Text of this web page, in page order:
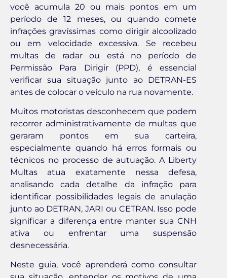
você acumula 20 ou mais pontos em um
período de 12 meses, ou quando comete
infrações gravíssimas como dirigir alcoolizado
ou em velocidade excessiva. Se recebeu
multas de radar ou está no período de
Permissão Para Dirigir (PPD), é essencial
verificar sua situação junto ao DETRAN-ES
antes de colocar o veículo na rua novamente.
Muitos motoristas desconhecem que podem
recorrer administrativamente de multas que
geraram pontos em sua carteira,
especialmente quando há erros formais ou
técnicos no processo de autuação. A Liberty
Multas atua exatamente nessa defesa,
analisando cada detalhe da infração para
identificar possibilidades legais de anulação
junto ao DETRAN, JARI ou CETRAN. Isso pode
significar a diferença entre manter sua CNH
ativa ou enfrentar uma suspensão
desnecessária.
Neste guia, você aprenderá como consultar